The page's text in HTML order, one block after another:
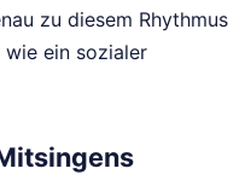
zu diesem Rhythmus
ein sozialer